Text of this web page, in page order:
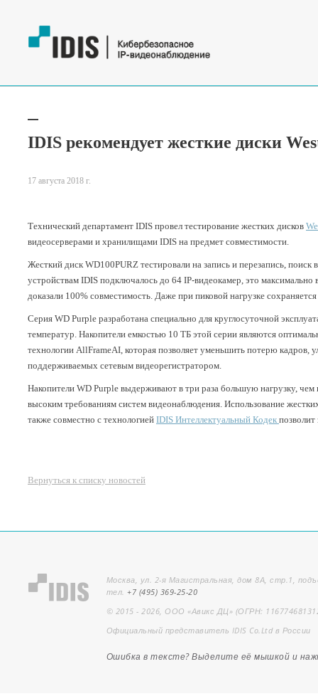
IDIS рекомендует жесткие диски
17 августа 2018 г.
Технический департамент IDIS провел тестирование жестких дисков
видеосерверами и хранилищами IDIS на предмет совместимости.
Жесткий диск WD100PURZ тестировали на запись и перезапись,
устройствам IDIS подключалось до 64 IP-видеокамер, это
доказали 100% совместимость. Даже при пиковой нагрузке
Серия WD Purple разработана специально для круглосуточной
температур. Накопители емкостью 10 ТБ этой серии являются
технологии AllFrameAI, которая позволяет уменьшить потерю кадров,
поддерживаемых сетевым видеорегистратором.
Накопители WD Purple выдерживают в три раза большую нагрузку,
высоким требованиям систем видеонаблюдения. Использование
также совместно с технологией IDIS Интеллектуальный Кодек
Вернуться к списку новостей
Москва, ул. 2-я Магистральная, дом 8А, стр.1,
тел.+7 (495) 369-25-20
© 2015 - 2026, ООО «Авикс ДЦ» (ОГРН:
Официальный представитель IDIS Co.Ltd в России
Ошибка в тексте? Выделите её мышкой и